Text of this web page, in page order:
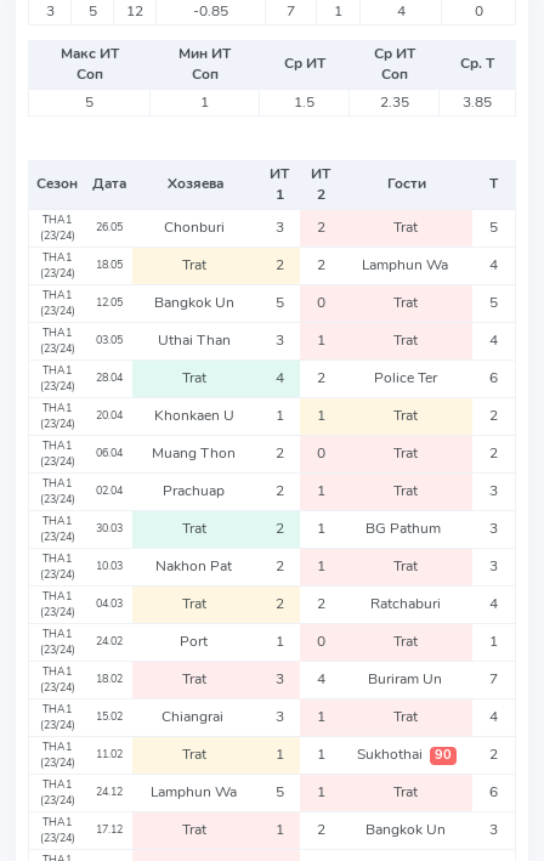
3
5 12 -0.85 7 1 4 0
Макс ИТ
Соп
Мин ИТ
Соп
Ср ИТ
Ср ИТ
Соп
Ср. Т
5
1 1.5 2.35 3.85
Сезон Дата Хозяева
ИТ
1
ИТ
2
Гости Т
THA1
(23/24)
26.05 Chonburi 3 2 Trat 5
THA1
(23/24)
18.05 Trat 2 2 Lamphun Wa 4
THA1
(23/24)
12.05 Bangkok Un 5 0 Trat 5
THA1
(23/24)
03.05 Uthai Than 3 1 Trat 4
THA1
(23/24)
28.04 Trat 4 2 Police Ter 6
THA1
(23/24)
20.04 Khonkaen U 1 1 Trat 2
THA1
(23/24)
06.04 Muang Thon 2 0 Trat 2
THA1
(23/24)
02.04 Prachuap 2 1 Trat 3
THA1
(23/24)
30.03 Trat 2 1 BG Pathum 3
THA1
(23/24)
10.03 Nakhon Pat 2 1 Trat 3
THA1
(23/24)
04.03 Trat 2 2 Ratchaburi 4
THA1
(23/24)
24.02 Port 1 0 Trat 1
THA1
(23/24)
18.02 Trat 3 4 Buriram Un 7
THA1
(23/24)
15.02 Chiangrai 3 1 Trat 4
THA1
(23/24)
11.02 Trat 1 1 Sukhothai 90 2
THA1
(23/24)
24.12 Lamphun Wa 5 1 Trat 6
THA1
(23/24)
17.12 Trat 1 2 Bangkok Un 3